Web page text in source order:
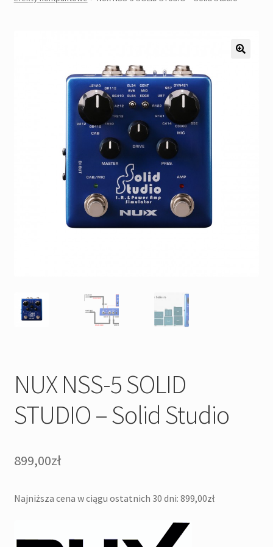
Pozostałe
NUX NSS-5 SOLID
STUDIO – Solid Studio
899,00zł
Najniższa cena w ciągu ostatnich 30 dni: 899,00zł